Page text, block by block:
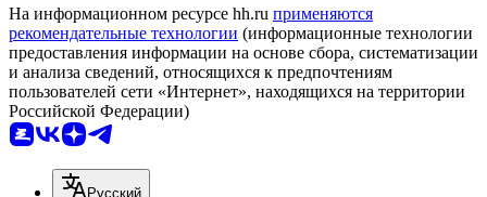
На информационном ресурсе hh.ru применяются
рекомендательные технологии (информационные технологии
предоставления информации на основе сбора, систематизации
и анализа сведений, относящихся к предпочтениям
пользователей сети «Интернет», находящихся на территории
Российской Федерации)
Русский